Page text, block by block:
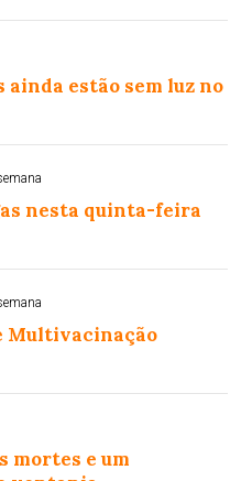
ainda estão sem luz no
nesta quinta-feira
Multivacinação
mortes e um